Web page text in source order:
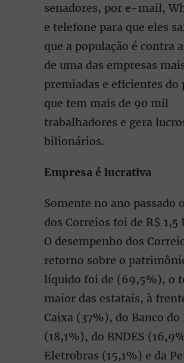
senadores, por e-mail,
e telefone para que eles
que a população é contra
de uma das empresas
premiadas e eficientes do
que tem mais de 90 mil
trabalhadores e gera
bilionários.
Empresa é lucrativa
Somente no ano passado
dos Correios foi de R$ 1,5
O desempenho dos
retorno sobre o
líquido foi de (69,5%), o
maior das estatais, à
Caixa (37%), do Banco do
(18,1%), do BNDES
Eletrobras (15,1%) e da